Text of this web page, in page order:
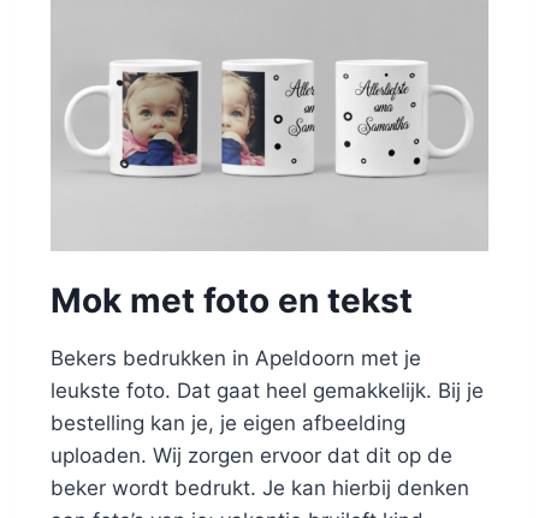
Mok met foto en tekst
Bekers bedrukken in Apeldoorn met je
leukste foto. Dat gaat heel gemakkelijk. Bij je
bestelling kan je, je eigen afbeelding
uploaden. Wij zorgen ervoor dat dit op de
beker wordt bedrukt. Je kan hierbij denken